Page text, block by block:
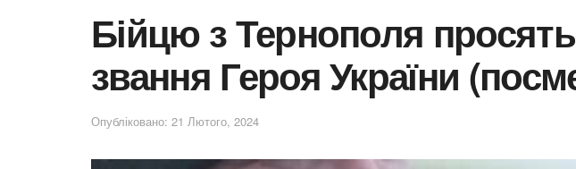
Бійцю з Тернополя
звання Героя України
Опубліковано: 21 Лютого, 2024